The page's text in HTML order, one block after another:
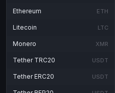
Ethereum ETH
Litecoin LTC
Monero XMR
Tether TRC20 USDT
Tether ERC20 USDT